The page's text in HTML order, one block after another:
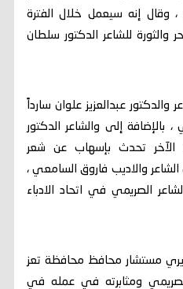
، وقال إنه سيعمل خلال الفترة
والثورة للشاعر الدكتور سلطان
عبدالعزيز علوان سارداً
بالإضافة إلى والشاعر الدكتور
الآخر تحدث بإسهاب عن شعر
الشاعر والاديب فاروق السامعي ،
الصريمي في اتحاد الادباء
مستشار محافظ محافظة تعز
ومثابرته في عمله في